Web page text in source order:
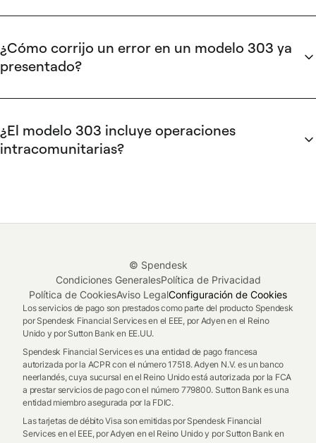
se compensa en trimestres posteriores. La solicitud de
trimestre, que se presenta en enero.
¿Cómo corrijo un error en un modelo 303 ya
presentado?
declaración complementaria marcándola como tal. Si
del registro electrónico de la AEAT dentro de los cuatro
años siguientes.
¿El modelo 303 incluye operaciones
intracomunitarias?
Además, presenta el modelo 349 como resumen trimestral
, ten en cuenta que no son válidas para
operaciones intracomunitarias. --- Preparar el modelo 303
cada trimestre no tiene por qué consumir días de trabajo
manual. Cuando cada gasto lleva el justificante, la categoría
de IVA y la aprobación desde el momento en que se
produce, el cierre trimestral se reduce a una revisión final.
© Spendesk
Condiciones GeneralesPolítica de Privacidad
Política de CookiesAviso LegalConfiguración de Cookies
Los servicios de pago son prestados como parte del producto Spendesk
por Spendesk Financial Services en el EEE, por Adyen en el Reino
Unido y por Sutton Bank en EE.UU.
Spendesk Financial Services es una entidad de pago francesa
autorizada por la ACPR con el número 17518. Adyen N.V. es un banco
neerlandés, cuya sucursal en el Reino Unido está autorizada por la FCA
a prestar servicios de pago con el número 779800. Sutton Bank es una
entidad miembro asegurada por la FDIC.
Las tarjetas de débito Visa son emitidas por Spendesk Financial
Services en el EEE, por Adyen en el Reino Unido y por Sutton Bank en